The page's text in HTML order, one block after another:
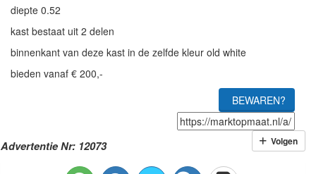
diepte 0.52
kast bestaat uit 2 delen
binnenkant van deze kast in de zelfde kleur old white
bieden vanaf € 200,-
BEWAREN?
Advertentie Nr: 12073 Volgen